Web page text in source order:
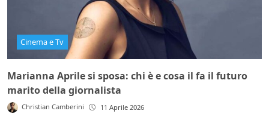
Cinema e Tv
Marianna Aprile si sposa: chi è e cosa il fa il futuro
marito della giornalista
Christian Camberini 11 Aprile 2026